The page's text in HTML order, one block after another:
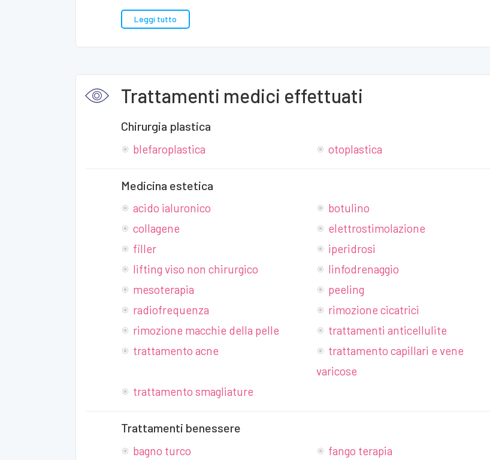
Leggi tutto
Trattamenti medici effettuati
Chirurgia plastica
blefaroplastica otoplastica
Medicina estetica
acido ialuronico
botulino
collagene
elettrostimolazione
filler
iperidrosi
lifting viso non chirurgico
linfodrenaggio
mesoterapia
peeling
radiofrequenza
rimozione cicatrici
rimozione macchie della pelle
trattamenti anticellulite
trattamento acne
trattamento capillari e vene
varicose
trattamento smagliature
Trattamenti benessere
bagno turco
fango terapia